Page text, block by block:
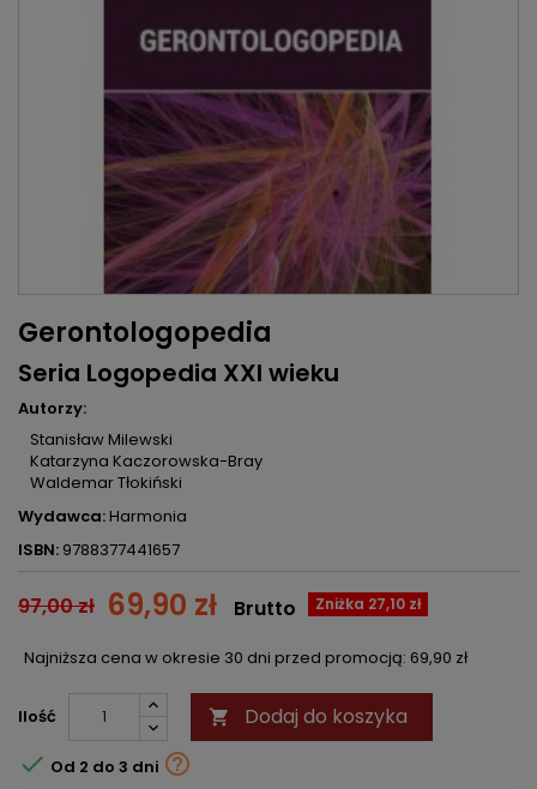
Gerontologopedia
Seria Logopedia XXI wieku
Autorzy:
Stanisław Milewski
Katarzyna Kaczorowska-Bray
Waldemar Tłokiński
Wydawca:Harmonia
ISBN: 9788377441657
97,00 zł 69,90 zł Zniżka 27,10 zł
Brutto
Najniższa cena w okresie 30 dni przed promocją: 69,90 zł
Ilość  Dodaj do koszyka
 Od 2 do 3 dni 